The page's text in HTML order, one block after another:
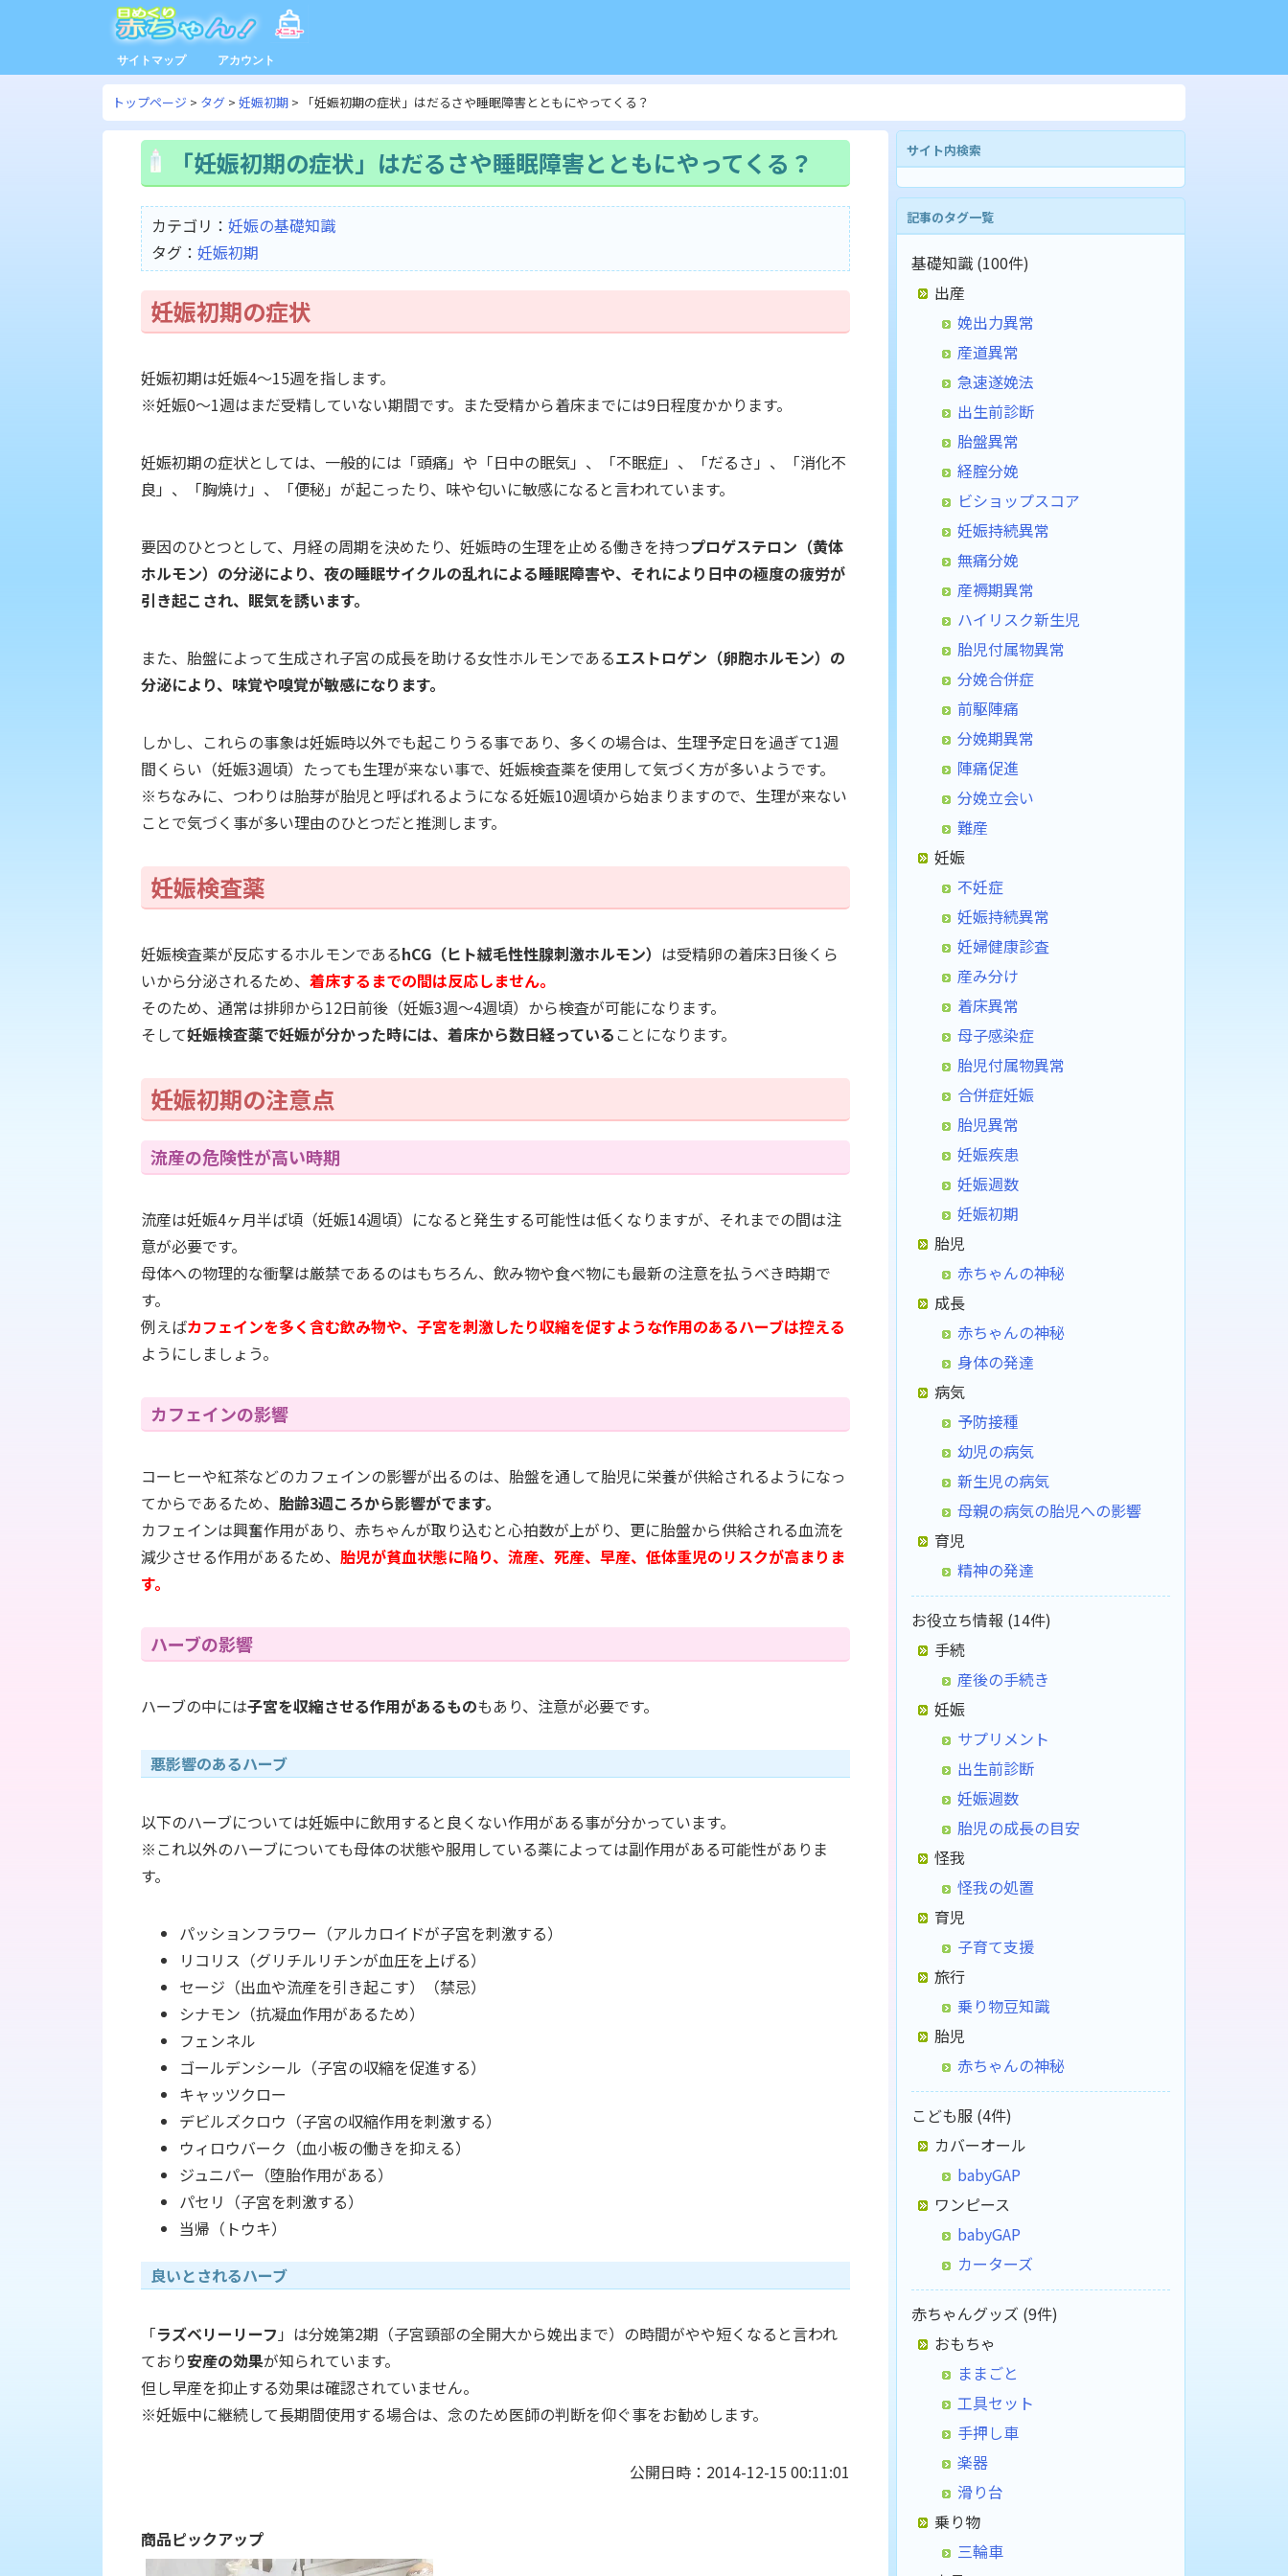
サイトマップ アカウント
トップページ タグ 妊娠初期 「妊娠初期の症状」はだるさや睡眠障害とともにやってくる？
「妊娠初期の症状」はだるさや睡眠障害とともにやってくる？
カテゴリ： 妊娠の基礎知識
タグ： 妊娠初期
妊娠初期の症状
妊娠初期は妊娠4～15週を指します。
※妊娠0～1週はまだ受精していない期間です。また受精から着床までには9日程度かかります。
妊娠初期の症状としては、一般的には「頭痛」や「日中の眠気」、「不眠症」、「だるさ」、「消化不
良」、「胸焼け」、「便秘」が起こったり、味や匂いに敏感になると言われています。
要因のひとつとして、月経の周期を決めたり、妊娠時の生理を止める働きを持つプロゲステロン（黄体
ホルモン）の分泌により、夜の睡眠サイクルの乱れによる睡眠障害や、それにより日中の極度の疲労が
引き起こされ、眠気を誘います。
また、胎盤によって生成され子宮の成長を助ける女性ホルモンであるエストロゲン（卵胞ホルモン）の
分泌により、味覚や嗅覚が敏感になります。
しかし、これらの事象は妊娠時以外でも起こりうる事であり、多くの場合は、生理予定日を過ぎて1週
間くらい（妊娠3週頃）たっても生理が来ない事で、妊娠検査薬を使用して気づく方が多いようです。
※ちなみに、つわりは胎芽が胎児と呼ばれるようになる妊娠10週頃から始まりますので、生理が来ない
ことで気づく事が多い理由のひとつだと推測します。
妊娠検査薬
妊娠検査薬が反応するホルモンであるhCG（ヒト絨毛性性腺刺激ホルモン） は受精卵の着床3日後くら
いから分泌されるため、 着床するまでの間は反応しません。
そのため、通常は排卵から12日前後（妊娠3週～4週頃）から検査が可能になります。
そして妊娠検査薬で妊娠が分かった時には、着床から数日経っている ことになります。
妊娠初期の注意点
流産の危険性が高い時期
流産は妊娠4ヶ月半ば頃（妊娠14週頃）になると発生する可能性は低くなりますが、それまでの間は注
意が必要です。
母体への物理的な衝撃は厳禁であるのはもちろん、飲み物や食べ物にも最新の注意を払うべき時期で
す。
例えばカフェインを多く含む飲み物や、子宮を刺激したり収縮を促すような作用のあるハーブは控える
ようにしましょう。
カフェインの影響
コーヒーや紅茶などのカフェインの影響が出るのは、胎盤を通して胎児に栄養が供給されるようになっ
てからであるため、 胎齢3週ころから影響がでます。
カフェインは興奮作用があり、赤ちゃんが取り込むと心拍数が上がり、更に胎盤から供給される血流を
減少させる作用があるため、 胎児が貧血状態に陥り、流産、死産、早産、低体重児のリスクが高まりま
す。
ハーブの影響
ハーブの中には子宮を収縮させる作用があるものもあり、注意が必要です。
悪影響のあるハーブ
以下のハーブについては妊娠中に飲用すると良くない作用がある事が分かっています。
※これ以外のハーブについても母体の状態や服用している薬によっては副作用がある可能性がありま
す。
パッションフラワー（アルカロイドが子宮を刺激する）
リコリス（グリチルリチンが血圧を上げる）
セージ（出血や流産を引き起こす）（禁忌）
シナモン（抗凝血作用があるため）
フェンネル
ゴールデンシール（子宮の収縮を促進する）
キャッツクロー
デビルズクロウ（子宮の収縮作用を刺激する）
ウィロウバーク（血小板の働きを抑える）
ジュニパー（堕胎作用がある）
パセリ（子宮を刺激する）
当帰（トウキ）
良いとされるハーブ
「ラズベリーリーフ 」は分娩第2期（子宮頸部の全開大から娩出まで）の時間がやや短くなると言われ
ており安産の効果が知られています。
但し早産を抑止する効果は確認されていません。
※妊娠中に継続して長期間使用する場合は、念のため医師の判断を仰ぐ事をお勧めします。
公開日時：2014-12-15 00:11:01
商品ピックアップ
サイト内検索
記事のタグ一覧
基礎知識 (100件)
出産
娩出力異常
産道異常
急速遂娩法
出生前診断
胎盤異常
経腟分娩
ビショップスコア
妊娠持続異常
無痛分娩
産褥期異常
ハイリスク新生児
胎児付属物異常
分娩合併症
前駆陣痛
分娩期異常
陣痛促進
分娩立会い
難産
妊娠
不妊症
妊娠持続異常
妊婦健康診査
産み分け
着床異常
母子感染症
胎児付属物異常
合併症妊娠
胎児異常
妊娠疾患
妊娠週数
妊娠初期
胎児
赤ちゃんの神秘
成長
赤ちゃんの神秘
身体の発達
病気
予防接種
幼児の病気
新生児の病気
母親の病気の胎児への影響
育児
精神の発達
お役立ち情報 (14件)
手続
産後の手続き
妊娠
サプリメント
出生前診断
妊娠週数
胎児の成長の目安
怪我
怪我の処置
育児
子育て支援
旅行
乗り物豆知識
胎児
赤ちゃんの神秘
こども服 (4件)
カバーオール
babyGAP
ワンピース
babyGAP
カーターズ
赤ちゃんグッズ (9件)
おもちゃ
ままごと
工具セット
手押し車
楽器
滑り台
乗り物
三輪車